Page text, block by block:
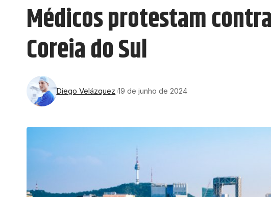
Médicos protestam
Coreia do Sul
Diego Velázquez 19 de junho de 2024